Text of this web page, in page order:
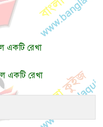
একটি রেখা
একটি রেখা